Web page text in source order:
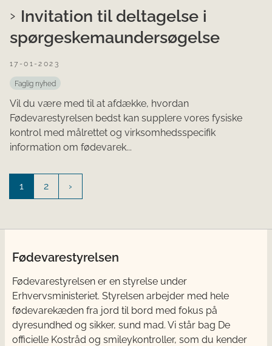
Invitation til deltagelse i
spørgeskemaundersøgelse
17-01-2023
Faglig nyhed
Vil du være med til at afdække, hvordan
Fødevarestyrelsen bedst kan supplere vores fysiske
kontrol med målrettet og virksomhedsspecifik
information om fødevarek...
1 2
Fødevarestyrelsen
Fødevarestyrelsen er en styrelse under
Erhvervsministeriet. Styrelsen arbejder med hele
fødevarekæden fra jord til bord med fokus på
dyresundhed og sikker, sund mad. Vi står bag De
officielle Kostråd og smileykontroller, som du kender